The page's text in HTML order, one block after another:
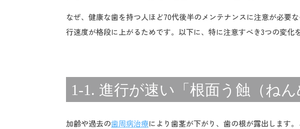
なぜ、健康な歯を持つ人ほど70代後半のメンテナンスに注意が必要
行速度が格段に上がるためです。以下に、特に注意すべき3つの変化
1-1. 進行が速い「根面う蝕（ね
加齢や過去の歯周病治療により歯茎が下がり、歯の根が露出します